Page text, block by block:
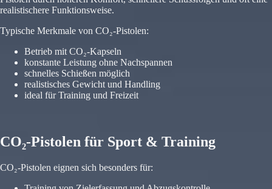
realistischere Funktionsweise.
Typische Merkmale von CO₂-Pistolen:
Betrieb mit CO₂-Kapseln
konstante Leistung ohne Nachspannen
schnelles Schießen möglich
realistisches Gewicht und Handling
ideal für Training und Freizeit
CO₂-Pistolen für Sport & Training
CO₂-Pistolen eignen sich besonders für: